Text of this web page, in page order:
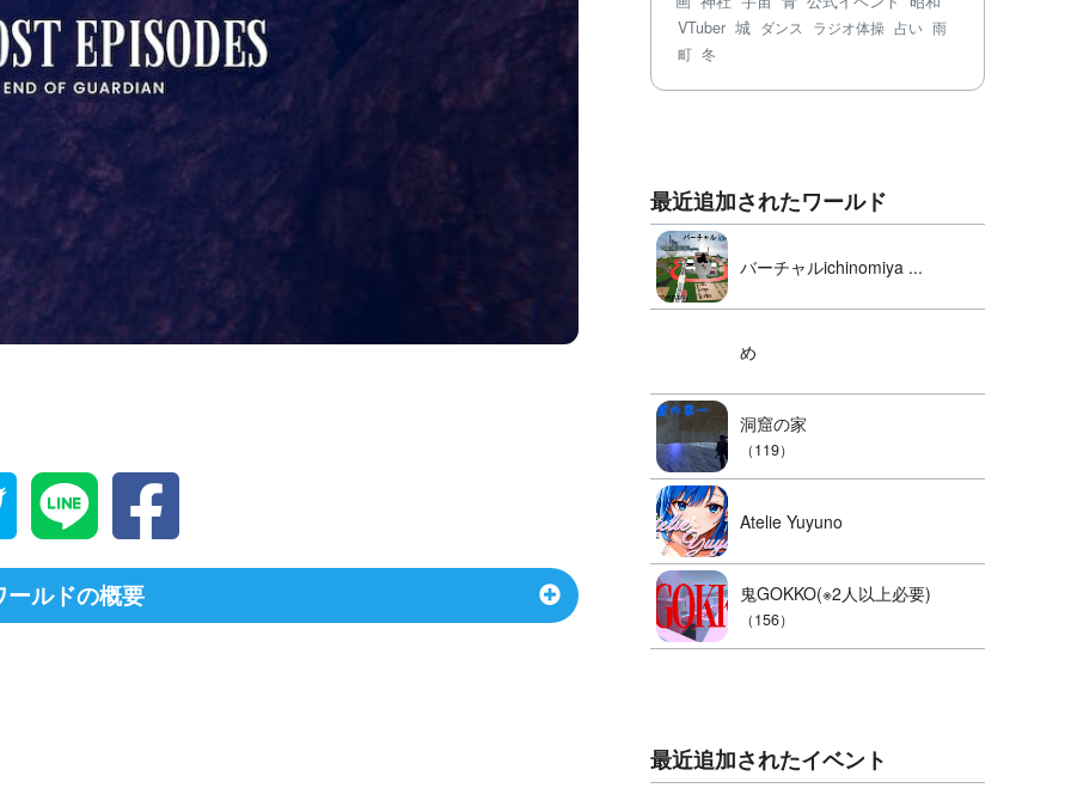
ールドの概要
VTuber 城 ダンス ラジオ体操 占い 雨
町 冬
最近追加されたワールド
バーチャルichinomiya ...
め
洞窟の家
（119）
Atelie Yuyuno
鬼GOKKO(※2人以上必要)
（156）
最近追加されたイベント